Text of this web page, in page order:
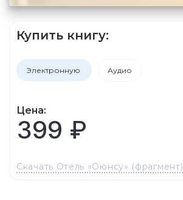
Купить книгу:
Электронную Аудио
Цена:
399 ₽
Скачать Отель «Оюнсу» (фрагмент)